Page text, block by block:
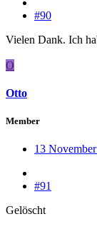
#90
Vielen Dank. Ich
O
Otto
Member
13
#91
Gelöscht